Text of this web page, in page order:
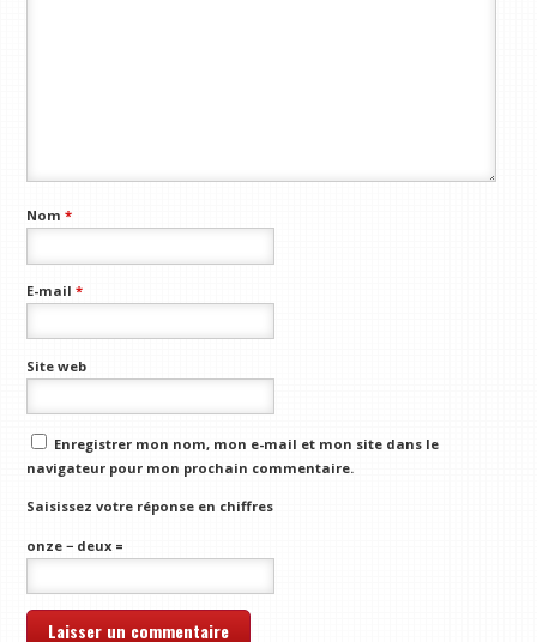
Nom*
E-mail*
Site web
Enregistrer mon nom, mon e-mail et mon site dans le
navigateur pour mon prochain commentaire.
Saisissez votre réponse en chiffres
onze − deux =